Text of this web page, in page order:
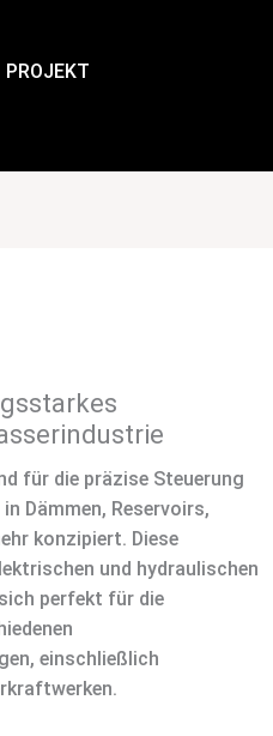
PROJEKT
für die präzise Steuerung
Dämmen, Reservoirs,
konzipiert. Diese
und hydraulischen
perfekt für die
einschließlich